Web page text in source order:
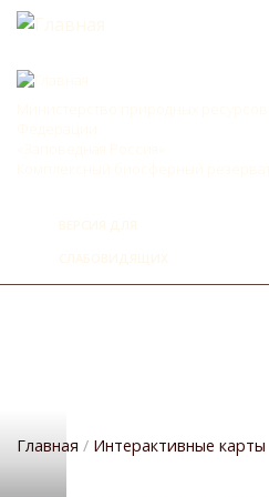
Главная Интерактивные карты